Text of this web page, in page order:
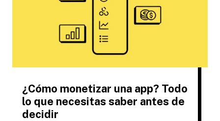
¿Cómo monetizar una app? Todo
lo que necesitas saber antes de
decidir